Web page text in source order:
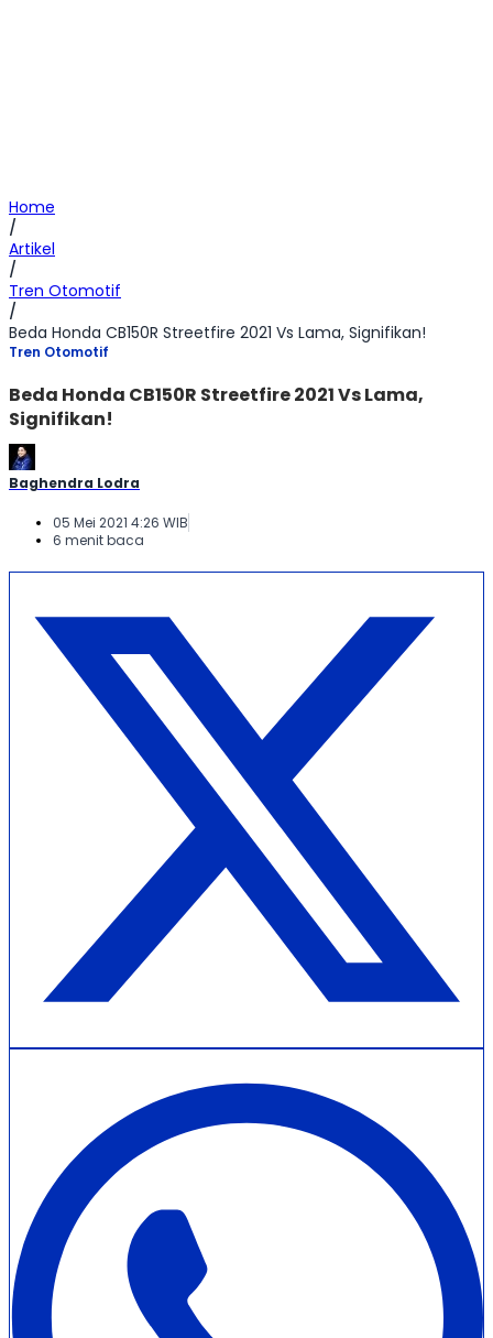
Home
/
Artikel
/
Tren Otomotif
/
Beda Honda CB150R Streetfire 2021 Vs Lama, Signifikan!
Tren Otomotif
Beda Honda CB150R Streetfire 2021 Vs Lama,
Signifikan!
Baghendra Lodra
05 Mei 2021 4:26 WIB
6 menit baca